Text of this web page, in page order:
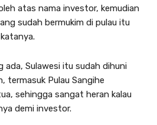
atas nama investor, kemudian
sudah bermukim di pulau itu
ada, Sulawesi itu sudah dihuni
termasuk Pulau Sangihe
sehingga sangat heran kalau
demi investor.